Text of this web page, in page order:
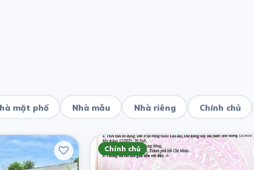
mặt phố Nhà mẫu Nhà riêng Chính chủ
Chính chủ